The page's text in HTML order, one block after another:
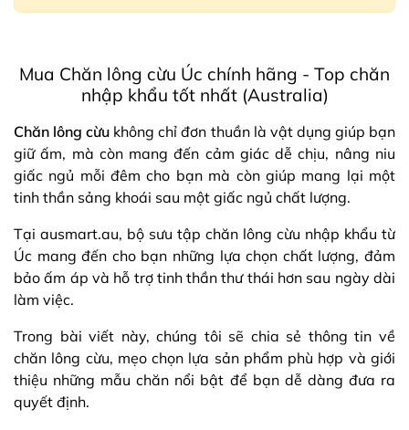
Mua Chăn lông cừu Úc chính hãng - Top chăn
nhập khẩu tốt nhất (Australia)
Chăn lông cừu không chỉ đơn thuần là vật dụng giúp bạn
giữ ấm, mà còn mang đến cảm giác dễ chịu, nâng niu
giấc ngủ mỗi đêm cho bạn mà còn giúp mang lại một
tinh thần sảng khoái sau một giấc ngủ chất lượng.
Tại ausmart.au, bộ sưu tập chăn lông cừu nhập khẩu từ
Úc mang đến cho bạn những lựa chọn chất lượng, đảm
bảo ấm áp và hỗ trợ tinh thần thư thái hơn sau ngày dài
làm việc.
Trong bài viết này, chúng tôi sẽ chia sẻ thông tin về
chăn lông cừu, mẹo chọn lựa sản phẩm phù hợp và giới
thiệu những mẫu chăn nổi bật để bạn dễ dàng đưa ra
quyết định.